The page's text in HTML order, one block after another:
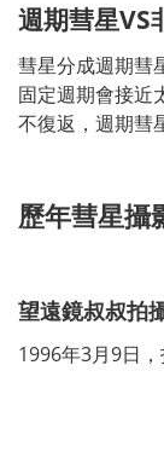
週期彗星VS
彗星分成週期彗
固定週期會接近
不復返，週期彗
歷年彗星攝
望遠鏡叔叔拍
1996年3月9日